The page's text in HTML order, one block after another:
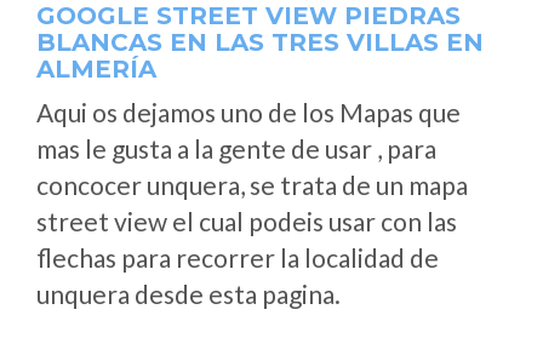
GOOGLE STREET VIEW PIEDRAS
BLANCAS EN LAS TRES VILLAS EN
ALMERÍA
Aqui os dejamos uno de los Mapas que
mas le gusta a la gente de usar , para
concocer unquera, se trata de un mapa
street view el cual podeis usar con las
flechas para recorrer la localidad de
unquera desde esta pagina.